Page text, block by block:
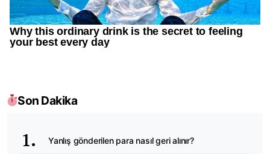
Son Dakika
Yanlış gönderilen para nasıl geri alınır?